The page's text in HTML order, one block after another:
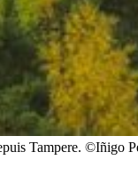
Tampere. ©Iñigo